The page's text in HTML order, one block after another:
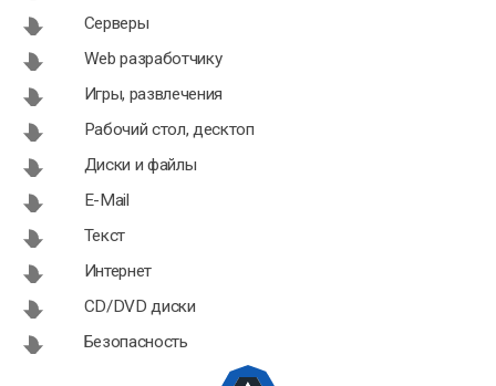
Серверы
Web разработчику
Игры, развлечения
Рабочий стол, десктоп
Диски и файлы
E-Mail
Текст
Интернет
CD/DVD диски
Безопасность